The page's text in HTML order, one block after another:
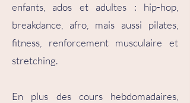
enfants, ados et adultes : hip-hop,
breakdance, afro, mais aussi pilates,
fitness, renforcement musculaire et
stretching.
En plus des cours hebdomadaires,